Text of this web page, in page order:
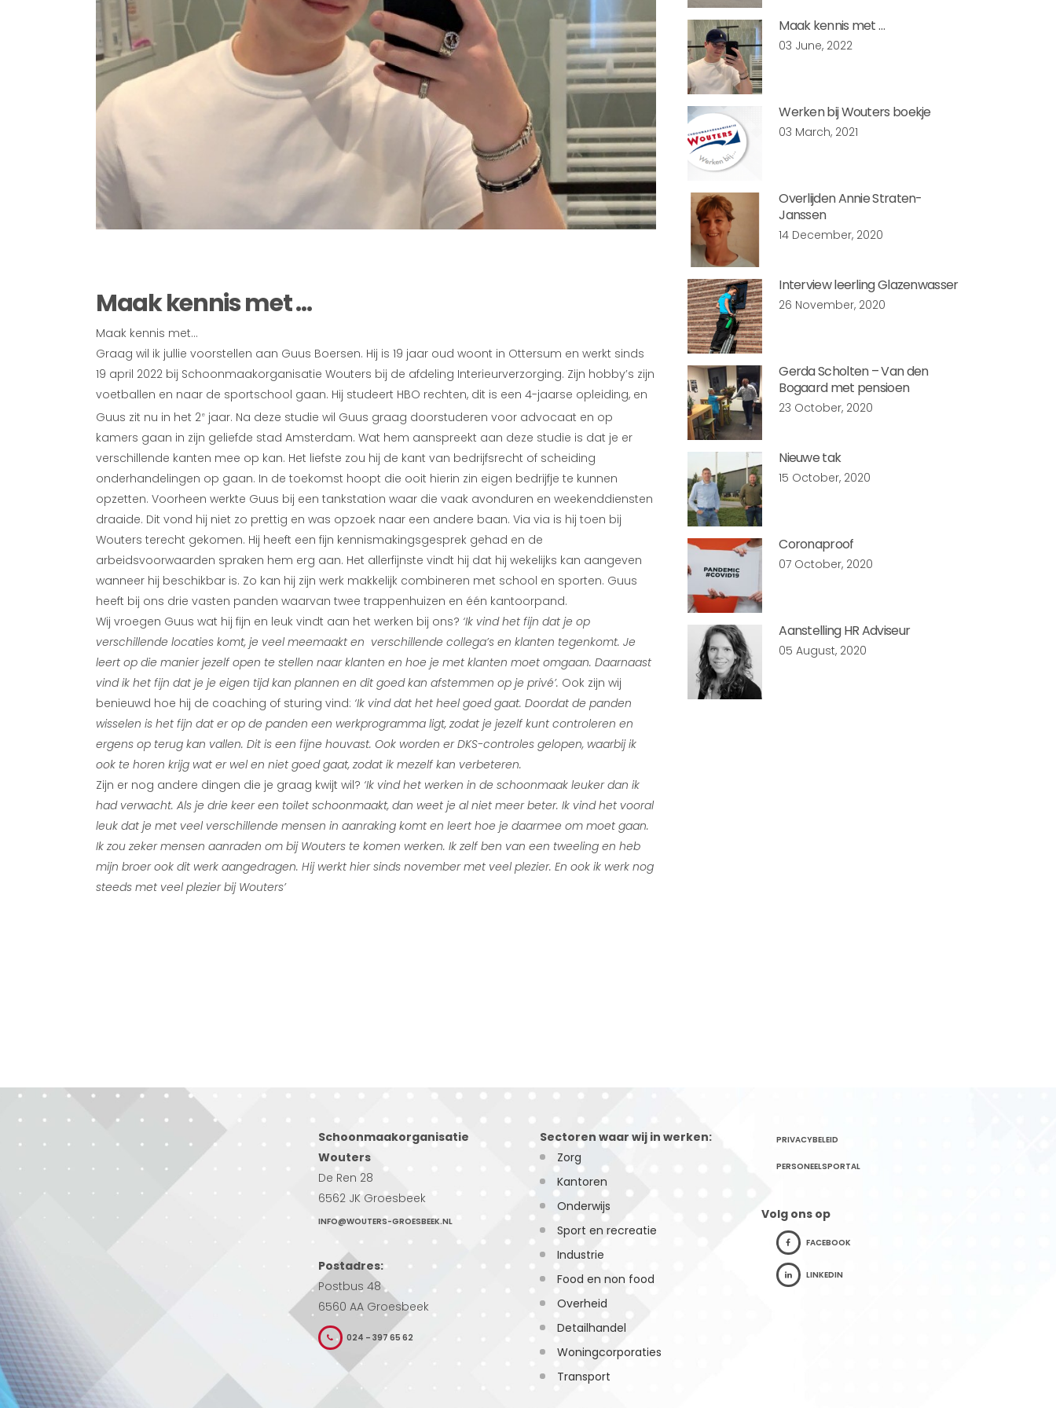
Maak kennis met …
Maak kennis met…
Graag wil ik jullie voorstellen aan Guus Boersen. Hij is 19 jaar oud woont in Ottersum en werkt sinds
19 april 2022 bij Schoonmaakorganisatie Wouters bij de afdeling Interieurverzorging. Zijn hobby’s zijn
voetballen en naar de sportschool gaan. Hij studeert HBO rechten, dit is een 4-jaarse opleiding, en
Guus zit nu in het 2e jaar. Na deze studie wil Guus graag doorstuderen voor advocaat en op
kamers gaan in zijn geliefde stad Amsterdam. Wat hem aanspreekt aan deze studie is dat je er
verschillende kanten mee op kan. Het liefste zou hij de kant van bedrijfsrecht of scheiding
onderhandelingen op gaan. In de toekomst hoopt die ooit hierin zin eigen bedrijfje te kunnen
opzetten. Voorheen werkte Guus bij een tankstation waar die vaak avonduren en weekenddiensten
draaide. Dit vond hij niet zo prettig en was opzoek naar een andere baan. Via via is hij toen bij
Wouters terecht gekomen. Hij heeft een fijn kennismakingsgesprek gehad en de
arbeidsvoorwaarden spraken hem erg aan. Het allerfijnste vindt hij dat hij wekelijks kan aangeven
wanneer hij beschikbar is. Zo kan hij zijn werk makkelijk combineren met school en sporten. Guus
heeft bij ons drie vasten panden waarvan twee trappenhuizen en één kantoorpand.
Wij vroegen Guus wat hij fijn en leuk vindt aan het werken bij ons? ‘Ik vind het fijn dat je op
verschillende locaties komt, je veel meemaakt en verschillende collega’s en klanten tegenkomt. Je
leert op die manier jezelf open te stellen naar klanten en hoe je met klanten moet omgaan. Daarnaast
vind ik het fijn dat je je eigen tijd kan plannen en dit goed kan afstemmen op je privé’. Ook zijn wij
benieuwd hoe hij de coaching of sturing vind: ‘Ik vind dat het heel goed gaat. Doordat de panden
wisselen is het fijn dat er op de panden een werkprogramma ligt, zodat je jezelf kunt controleren en
ergens op terug kan vallen. Dit is een fijne houvast. Ook worden er DKS-controles gelopen, waarbij ik
ook te horen krijg wat er wel en niet goed gaat, zodat ik mezelf kan verbeteren.
Zijn er nog andere dingen die je graag kwijt wil? ‘Ik vind het werken in de schoonmaak leuker dan ik
had verwacht. Als je drie keer een toilet schoonmaakt, dan weet je al niet meer beter. Ik vind het vooral
leuk dat je met veel verschillende mensen in aanraking komt en leert hoe je daarmee om moet gaan.
Ik zou zeker mensen aanraden om bij Wouters te komen werken. Ik zelf ben van een tweeling en heb
mijn broer ook dit werk aangedragen. Hij werkt hier sinds november met veel plezier. En ook ik werk nog
steeds met veel plezier bij Wouters’
Maak kennis met …
03 June, 2022
Werken bij Wouters boekje
03 March, 2021
Overlijden Annie Straten-
Janssen
14 December, 2020
Interview leerling Glazenwasser
26 November, 2020
Gerda Scholten – Van den
Bogaard met pensioen
23 October, 2020
Nieuwe tak
15 October, 2020
Coronaproof
07 October, 2020
Aanstelling HR Adviseur
05 August, 2020
Schoonmaakorganisatie
Wouters
De Ren 28
6562 JK Groesbeek
INFO@WOUTERS-GROESBEEK.NL
Postadres:
Postbus 48
6560 AA Groesbeek
024 – 397 65 62
Sectoren waar wij in werken:
Zorg
Kantoren
Onderwijs
Sport en recreatie
Industrie
Food en non food
Overheid
Detailhandel
Woningcorporaties
Transport
PRIVACYBELEID
PERSONEELSPORTAL
Volg ons op
FACEBOOK
LINKEDIN